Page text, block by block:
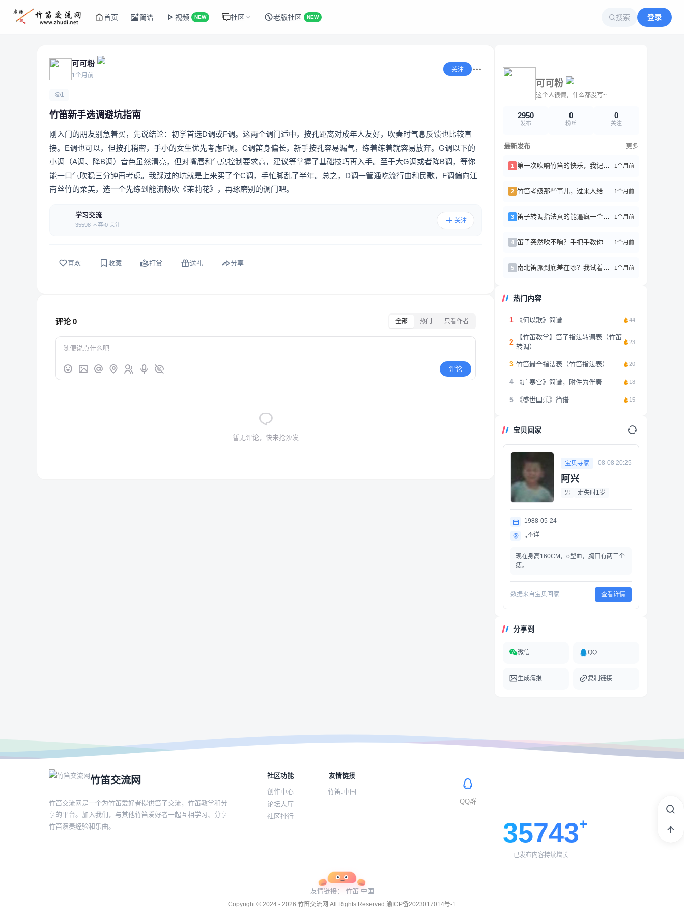
首页 简谱 视频 NEW 社区 老版社区 NEW 搜索 登录
可可粉
1个月前
关注
1
竹笛新手选调避坑指南
刚入门的朋友别急着买，先说结论：初学首选D调或F调。这两个调门适中，按孔距离对成年人友好，吹奏时气息反馈也比较直
接。E调也可以，但按孔稍密，手小的女生优先考虑F调。C调笛身偏长，新手按孔容易漏气，练着练着就容易放弃。G调以下的
小调（A调、降B调）音色虽然清亮，但对嘴唇和气息控制要求高，建议等掌握了基础技巧再入手。至于大G调或者降B调，等你
能一口气吹稳三分钟再考虑。我踩过的坑就是上来买了个C调，手忙脚乱了半年。总之，D调一管通吃流行曲和民歌，F调偏向江
南丝竹的柔美，选一个先练到能流畅吹《茉莉花》，再琢磨别的调门吧。
学习交流
35598 内容 0 关注
关注
喜欢 收藏 打赏 送礼 分享
评论0 全部 热门 只看作者
评论
暂无评论，快来抢沙发
可可粉
这个人很懒，什么都没写~
2950
发布
0
粉丝
0
关注
最新发布 更多
1 第一次吹响竹笛的快乐，我记了好久 1个月前
2 竹笛考级那些事儿，过来人给你们避坑 1个月前
3 笛子转调指法真的能逼疯一个新手 1个月前
4 笛子突然吹不响？手把手教你简单修理小技巧 1个月前
5 南北笛派到底差在哪？我试着吹了三个月，终于有点感悟了 1个月前
热门内容
1 《何以歌》简谱 44
2
【竹笛教学】笛子指法转调表（竹笛
转调）
23
3 竹笛最全指法表（竹笛指法表） 20
4 《广寒宫》简谱，附件为伴奏 18
5 《盛世国乐》简谱 15
宝贝回家
宝贝寻家 08-08 20:25
阿兴
男 走失时1岁
1988-05-24
,,不详
现在身高160CM，o型血，胸口有两三个
痣。
数据来自宝贝回家 查看详情
分享到
微信 QQ
生成海报 复制链接
竹笛交流网
竹笛交流网是一个为竹笛爱好者提供笛子交流，竹笛教学和分
享的平台。加入我们，与其他竹笛爱好者一起互相学习、分享
竹笛演奏经验和乐曲。
社区功能
创作中心
论坛大厅
社区排行
友情链接
竹笛.中国
QQ群
35743
已发布内容持续增长
友情链接： 竹笛.中国
Copyright © 2024 - 2026 竹笛交流网 All Rights Reserved 渝ICP备2023017014号-1